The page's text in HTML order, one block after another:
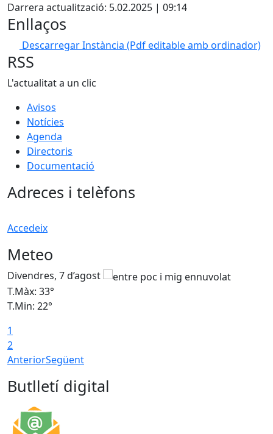
Darrera actualització: 5.02.2025 | 09:14
Enllaços
Descarregar Instància (Pdf editable amb ordinador)
RSS
L'actualitat a un clic
Avisos
Notícies
Agenda
Directoris
Documentació
Adreces i telèfons
Accedeix
Meteo
Divendres, 7 d’agost
T.Màx: 33°
T.Min: 22°
1
2
AnteriorSegüent
Butlletí digital